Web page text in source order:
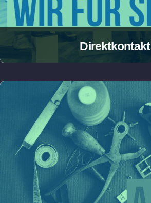
Direktkontakt